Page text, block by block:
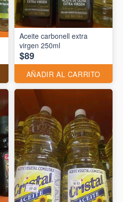
Aceite carbonell extra
virgen 250ml
$89
AÑADIR AL CARRITO